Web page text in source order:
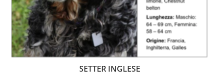
SETTER INGLESE